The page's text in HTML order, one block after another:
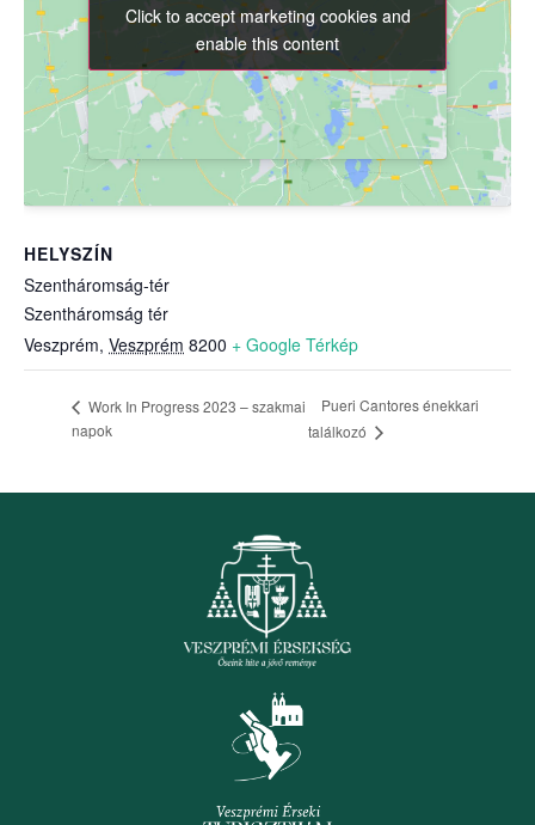
HELYSZÍN
Szentháromság-tér
Szentháromság tér
Veszprém, Veszprém 8200 + Google Térkép
Click to accept marketing cookies and
enable this content
Click to accept marketing cookies and
enable this content
Work In Progress 2023 – szakmai
napok
Pueri Cantores énekkari
találkozó